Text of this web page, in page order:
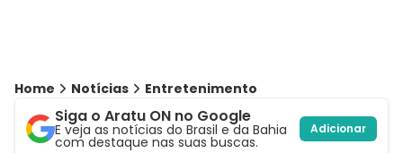
Home Notícias Entretenimento
Siga o Aratu ON no Google
E veja as notícias do Brasil e da Bahia
com destaque nas suas buscas.
Adicionar